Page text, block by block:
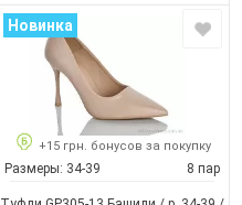
Новинка
+15 грн. бонусов за покупку
Размеры: 34-39 8 пар